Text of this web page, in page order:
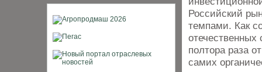
Российский
темпами. Как
полтора раза
самих